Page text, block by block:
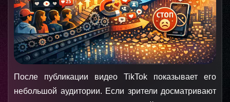
После публикации видео TikTok показывает его
небольшой аудитории. Если зрители досматривают